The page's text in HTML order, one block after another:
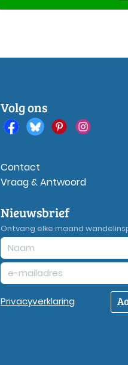
Volg ons
Contact
Vraag & Antwoord
Nieuwsbrief
Ontvang elke maand
Privacyverklaring